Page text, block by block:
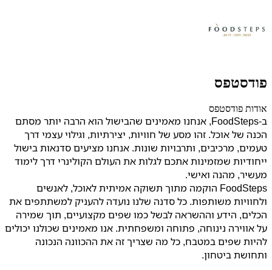
פודסטפס
אודות פודסטפס
ב-FoodSteps, אנחנו מאמינים שהבישול הוא הרבה יותר מסתם
הכנה של אוכל. זהו מסע של חוויות, יצירתיות, וגילוי עצמי דרך
טעמים, מרכיבים, ותרבויות שונות. אנחנו מציעים סדנאות בישול
ייחודיות שמזמינות אתכם לגלות את העולם הקולינרי דרך לימוד
מעשיר, מהנה ואישי.
FoodSteps הוקמה מתוך תשוקה אמיתית לאוכל, לאנשים
ולחוויות משותפות. כל סדנה שלנו נועדה להעניק למשתתפים את
הכלים, הידע וההשראה לבשל כמו שפים מקצועיים, תוך שמירה
על אווירה נינוחה, פתוחה ומשפחתית. אנו מאמינים שכולנו יכולים
להיות שפים במטבח, כל מה שצריך זה את ההכוונה הנכונה
ותחושת ביטחון.